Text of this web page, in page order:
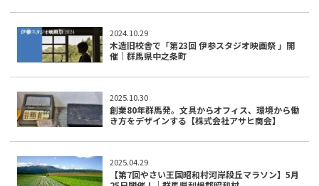
2024.10.29
木造旧校舎で「第23回 伊参スタジオ映画祭 」開
催｜群馬県中之条町
2025.10.30
創業80年群馬発。文具からオフィス、環境から働
き方をデザインする【株式会社アサヒ商会】
2025.04.29
【第7回やさい王国昭和村河岸段丘マラソン】5月